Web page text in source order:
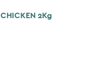
CHICKEN 2Kg